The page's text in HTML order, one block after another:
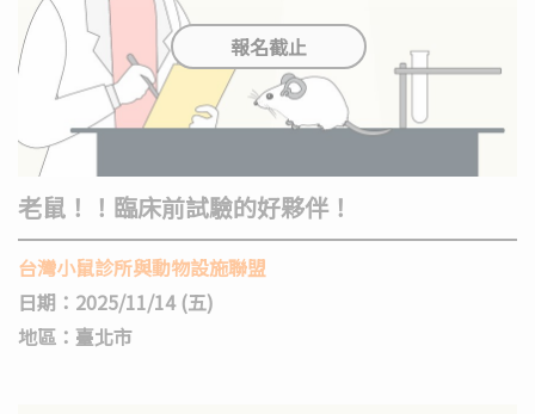
老鼠！！臨床前試驗的好夥伴！
台灣小鼠診所與動物設施聯盟
日期：2025/11/14 (五)
地區：臺北市